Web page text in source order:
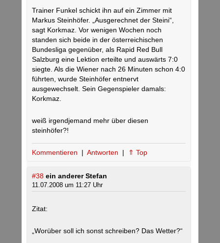
Trainer Funkel schickt ihn auf ein Zimmer mit
Markus Steinhöfer. „Ausgerechnet der Steini“,
sagt Korkmaz. Vor wenigen Wochen noch
standen sich beide in der österreichischen
Bundesliga gegenüber, als Rapid Red Bull
Salzburg eine Lektion erteilte und auswärts 7:0
siegte. Als die Wiener nach 26 Minuten schon 4:0
führten, wurde Steinhöfer entnervt
ausgewechselt. Sein Gegenspieler damals:
Korkmaz.
weiß irgendjemand mehr über diesen
steinhöfer?!
Kommentieren | Antworten | ⇑ Top
#38 ein anderer Stefan
11.07.2008 um 11:27 Uhr
Zitat:
„Worüber soll ich sonst schreiben? Das Wetter?“